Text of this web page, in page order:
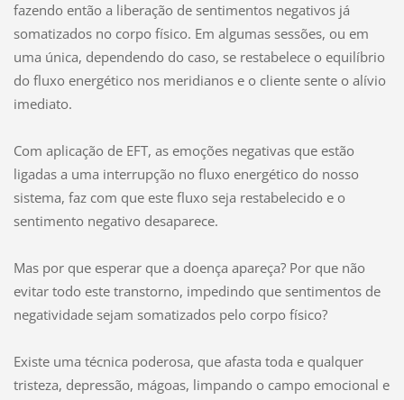
fazendo então a liberação de sentimentos negativos já
somatizados no corpo físico. Em algumas sessões, ou em
uma única, dependendo do caso, se restabelece o equilíbrio
do fluxo energético nos meridianos e o cliente sente o alívio
imediato.
Com aplicação de EFT, as emoções negativas que estão
ligadas a uma interrupção no fluxo energético do nosso
sistema, faz com que este fluxo seja restabelecido e o
sentimento negativo desaparece.
Mas por que esperar que a doença apareça? Por que não
evitar todo este transtorno, impedindo que sentimentos de
negatividade sejam somatizados pelo corpo físico?
Existe uma técnica poderosa, que afasta toda e qualquer
tristeza, depressão, mágoas, limpando o campo emocional e